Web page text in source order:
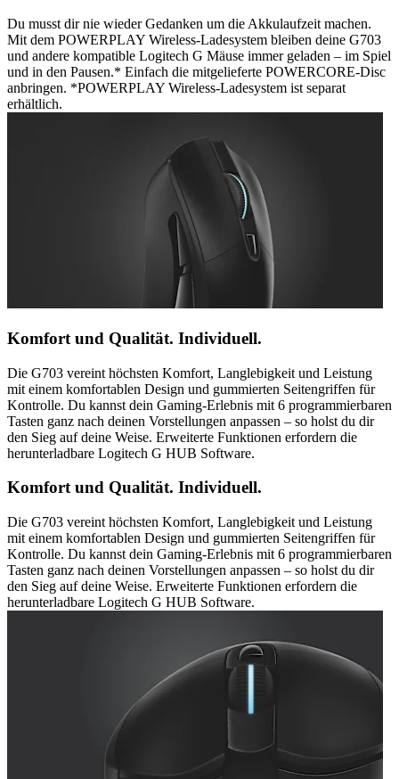
Du musst dir nie wieder Gedanken um die Akkulaufzeit machen.
Mit dem POWERPLAY Wireless-Ladesystem bleiben deine G703
und andere kompatible Logitech G Mäuse immer geladen – im Spiel
und in den Pausen.* Einfach die mitgelieferte POWERCORE-Disc
anbringen. *POWERPLAY Wireless-Ladesystem ist separat
erhältlich.
Komfort und Qualität. Individuell.
Die G703 vereint höchsten Komfort, Langlebigkeit und Leistung
mit einem komfortablen Design und gummierten Seitengriffen für
Kontrolle. Du kannst dein Gaming-Erlebnis mit 6 programmierbaren
Tasten ganz nach deinen Vorstellungen anpassen – so holst du dir
den Sieg auf deine Weise. Erweiterte Funktionen erfordern die
herunterladbare Logitech G HUB Software.
Komfort und Qualität. Individuell.
Die G703 vereint höchsten Komfort, Langlebigkeit und Leistung
mit einem komfortablen Design und gummierten Seitengriffen für
Kontrolle. Du kannst dein Gaming-Erlebnis mit 6 programmierbaren
Tasten ganz nach deinen Vorstellungen anpassen – so holst du dir
den Sieg auf deine Weise. Erweiterte Funktionen erfordern die
herunterladbare Logitech G HUB Software.